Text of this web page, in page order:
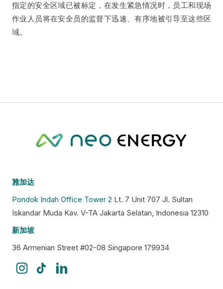
指定的安全区域已被标定，在发生紧急情况时，员工和现场
作业人员将在安全员的监督下迅速、有序地被引导至这些区
域。
雅加达
Pondok Indah Office Tower 2 Lt. 7 Unit 707 Jl. Sultan
Iskandar Muda Kav. V-TA Jakarta Selatan, Indonesia 12310
新加坡
36 Armenian Street #02-08 Singapore 179934